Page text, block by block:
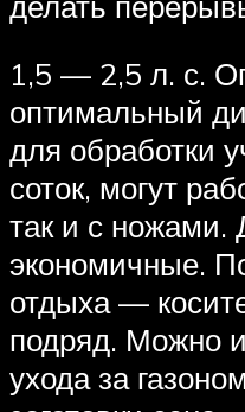
1,5 — 2,5 л. с.
оптимальный
для обработки
соток, могут
так и с ножами.
экономичные.
отдыха —
подряд. Можно
ухода за